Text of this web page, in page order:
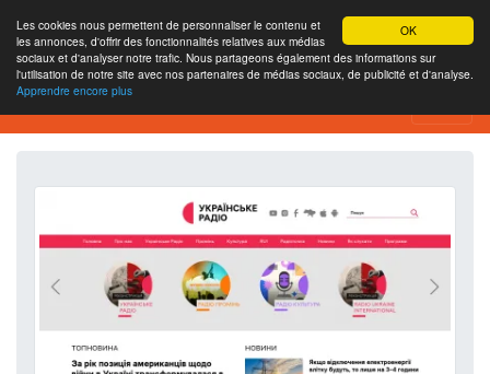
OK
Les cookies nous permettent de personnaliser le contenu et
les annonces, d'offrir des fonctionnalités relatives aux médias
sociaux et d'analyser notre trafic. Nous partageons également des informations sur
l'utilisation de notre site avec nos partenaires de médias sociaux, de publicité et d'analyse.
Apprendre encore plus
Outil d’analyse de site web